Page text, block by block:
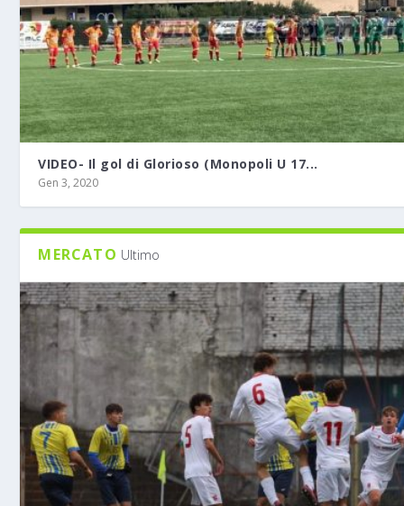
VIDEO- Il gol di Glorioso (Monopoli U 17...
Gen 3, 2020
MERCATO Ultimo